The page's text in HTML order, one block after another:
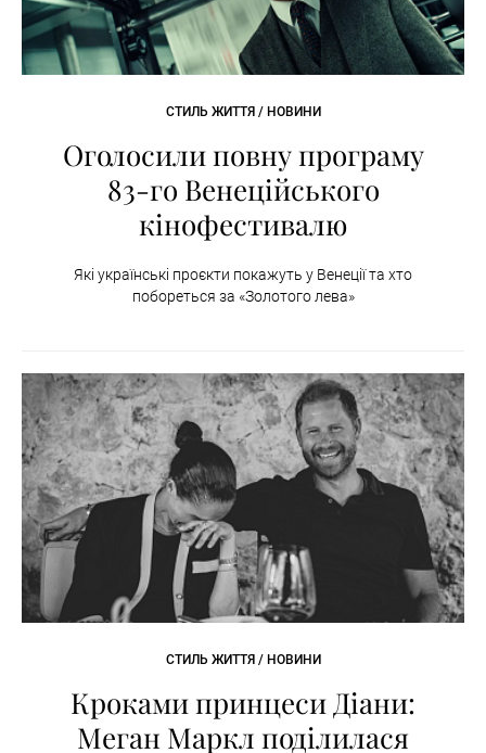
СТИЛЬ ЖИТТЯ / НОВИНИ
Оголосили повну програму
83-го Венеційського
кінофестивалю
Які українські проєкти покажуть у Венеції та хто
побореться за «Золотого лева»
СТИЛЬ ЖИТТЯ / НОВИНИ
Кроками принцеси Діани:
Меган Маркл поділилася